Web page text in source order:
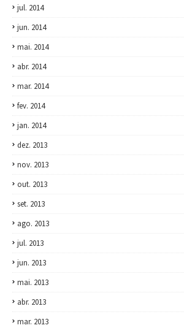
jul. 2014
jun. 2014
mai. 2014
abr. 2014
mar. 2014
fev. 2014
jan. 2014
dez. 2013
nov. 2013
out. 2013
set. 2013
ago. 2013
jul. 2013
jun. 2013
mai. 2013
abr. 2013
mar. 2013